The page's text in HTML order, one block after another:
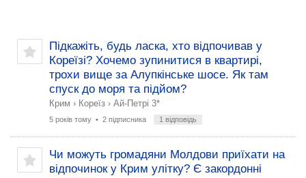
Підкажіть, будь ласка, хто відпочивав у
Кореїзі? Хочемо зупинитися в квартирі,
трохи вище за Алупкінське шосе. Як там
спуск до моря та підйом?
Крим › Кореїз › Ай-Петрі 3*
5 років тому • 2 підписника 1 відповідь
Чи можуть громадяни Молдови приїхати на
відпочинок у Крим улітку? Є закордонні